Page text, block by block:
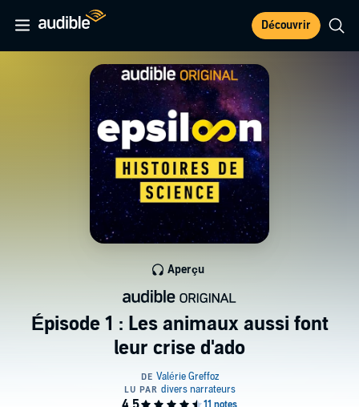
Découvrir
Épisode 1 : Les animaux aussi font
leur crise d'ado
Aperçu